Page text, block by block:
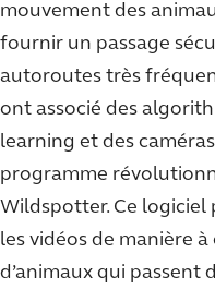
mouvement des
fournir un passage
autoroutes très
ont associé des
learning et des
programme
Wildspotter. Ce logiciel
les vidéos de manière
d’animaux qui passent